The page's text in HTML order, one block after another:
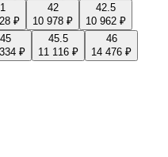
₽
42
10 978 ₽
42.5
10 962 ₽
45
₽
45.5
11 116 ₽
46
14 476 ₽